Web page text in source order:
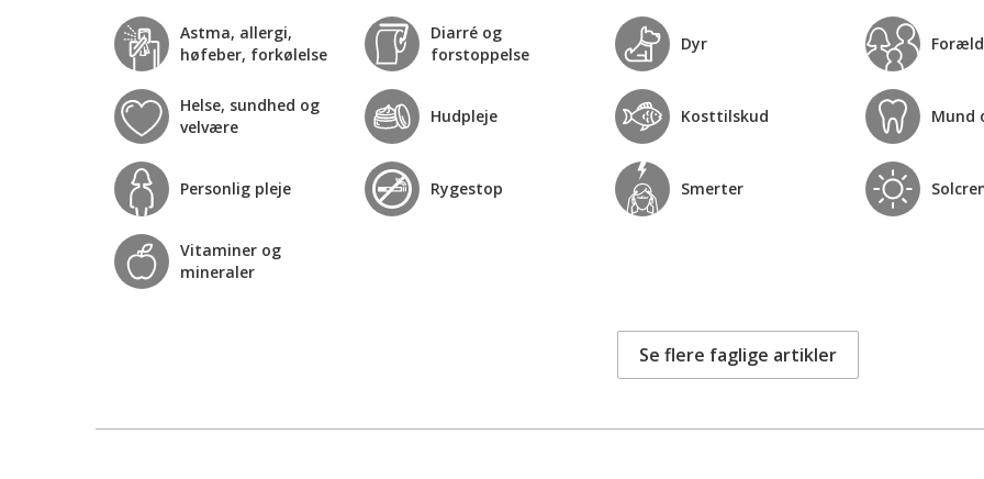
Astma, allergi,
høfeber, forkølelse
Diarré og
forstoppelse
Dyr
Helse, sundhed og
velvære
Hudpleje Kosttilskud Mund
Personlig pleje Rygestop Smerter
Vitaminer og
mineraler
Se flere faglige artikler